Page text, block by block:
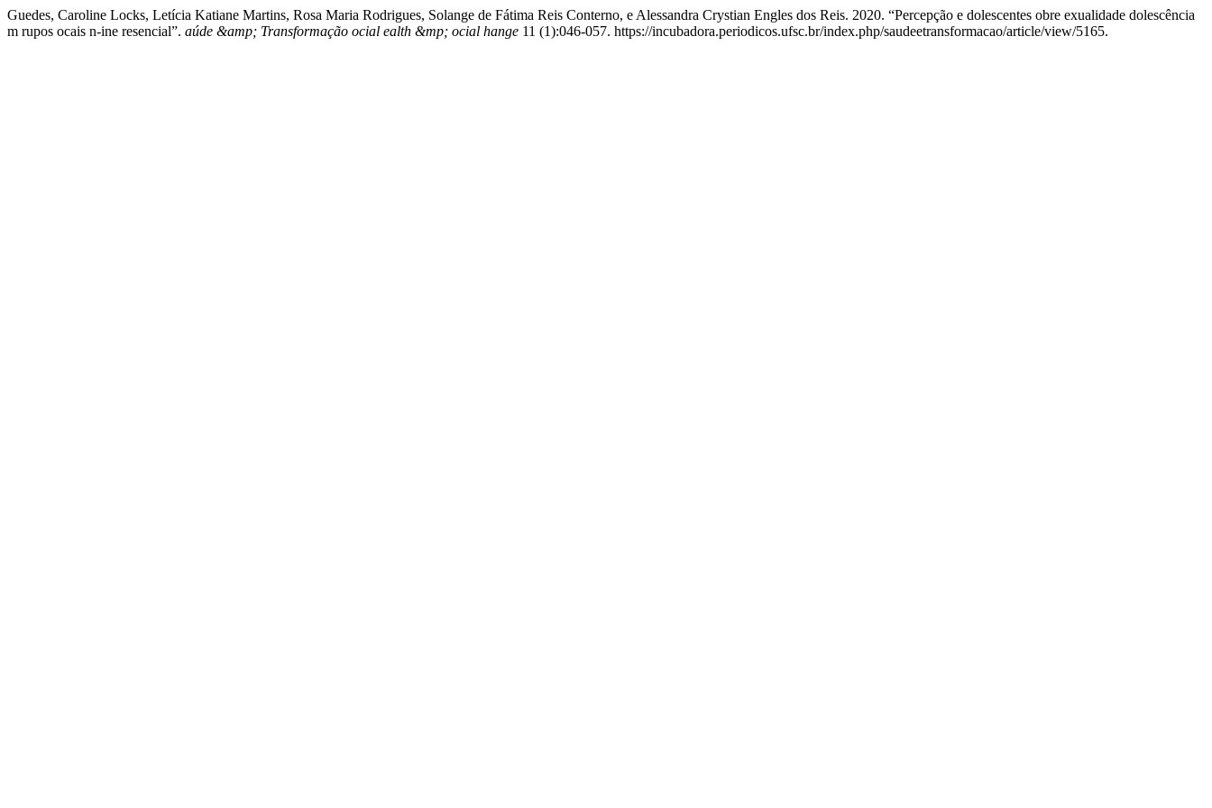
Guedes, Caroline Locks, Letícia Katiane Martins, Rosa Maria Rodrigues, Solange de Fátima Reis Conterno, e Alessandra Crystian Engles dos Reis. 2020. “Percepção e dolescentes obre exualidade dolescência
m rupos ocais n-ine resencial”. aúde &amp; Transformação ocial ealth &mp; ocial hange 11 (1):046-057. https://incubadora.periodicos.ufsc.br/index.php/saudeetransformacao/article/view/5165.